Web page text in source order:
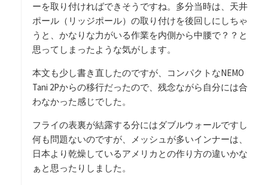
ーを取り付ければできそうですね。多分当時は、天井
ポール（リッジポール）の取り付けを後回しにしちゃ
うと、かなりな力がいる作業を内側から中腰で？？と
思ってしまったような気がします。
本文も少し書き直したのですが、コンパクトなNEMO
Tani 2Pからの移行だったので、残念ながら自分には合
わなかった感じでした。
フライの表裏が結露する分にはダブルウォールですし
何も問題ないのですが、メッシュが多いインナーは、
日本より乾燥しているアメリカとの作り方の違いかな
ぁと思ったりしました。